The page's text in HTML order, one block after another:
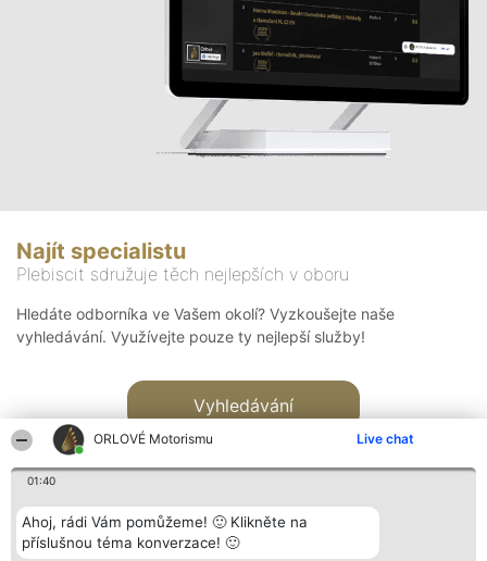
ORLOVÉ Motorismu Live chat
01:40
Ahoj, rádi Vám pomůžeme! 🙂 Klikněte na
příslušnou téma konverzace! 🙂
Najít specialistu
Plebiscit sdružuje těch nejlepších v oboru
Hledáte odborníka ve Vašem okolí? Vyzkoušejte naše
vyhledávání. Využívejte pouze ty nejlepší služby!
Vyhledávání